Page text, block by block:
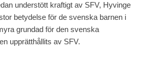
understött kraftigt av SFV, Hyvinge
betydelse för de svenska barnen i
grundad för den svenska
upprätthållits av SFV.